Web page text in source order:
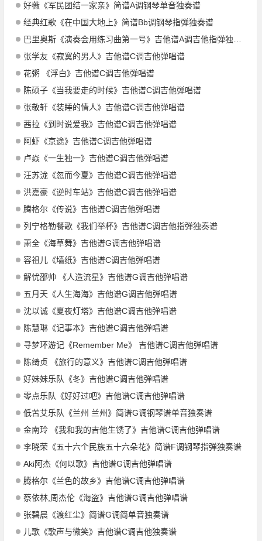
好薇《军民团结一家亲》简谱A调钢琴单音独奏谱
经典红歌《在中国大地上》简谱Bb调钢琴指弹独奏谱
巴里奥斯《演奏会用练习曲第一号》吉他谱A调吉他指弹独奏谱_考级九级
张学友《寂寞的男人》吉他谱C调吉他弹唱谱
花粥 《浮白》吉他谱C调吉他弹唱谱
陈硕子《当我要走的时候》吉他谱C调吉他弹唱谱
张敬轩《装睡的情人》吉他谱C调吉他弹唱谱
茜拉《到时说爱我》吉他谱C调吉他弹唱谱
阿虾《京途》吉他谱C调吉他弹唱谱
卢焱《一生独一》吉他谱C调吉他弹唱谱
汪苏泷《忽而今夏》吉他谱C调吉他弹唱谱
洪嘉豪《逆时车站》吉他谱C调吉他弹唱谱
腾格尔《传说》吉他谱C调吉他弹唱谱
列宁格勒餐歌《我们举杯》吉他谱C调吉他指弹独奏谱
萧全《海草舞》吉他谱G调吉他弹唱谱
容祖儿《墙纸》吉他谱C调吉他弹唱谱
解忧邵帅 《人造流星》吉他谱G调吉他弹唱谱
五月天《人生海海》吉他谱G调吉他弹唱谱
沈以诚《夏夜灯塔》吉他谱C调吉他弹唱谱
陈慧琳《记事本》吉他谱C调吉他弹唱谱
寻梦环游记《Remember Me》 吉他谱C调吉他弹唱谱
陈绮贞 《旅行的意义》吉他谱C调吉他弹唱谱
好妹妹乐队《冬》吉他谱C调吉他弹唱谱
零点乐队《好好过吧》吉他谱C调吉他弹唱谱
低苦艾乐队《兰州 兰州》简谱G调钢琴谱单音独奏谱
金南玲 《我和我的吉他生锈了》吉他谱C调吉他弹唱谱
李晓荣《五十六个民族五十六朵花》简谱F调钢琴指弹独奏谱
Aki阿杰《何以歌》吉他谱G调吉他弹唱谱
腾格尔《兰色的故乡》吉他谱C调吉他弹唱谱
蔡依林,周杰伦《海盗》吉他谱G调吉他弹唱谱
张碧晨《渡红尘》简谱G调简单音独奏谱
儿歌《歌声与微笑》吉他谱C调吉他独奏谱